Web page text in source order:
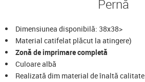
Pernă
Dimensiunea disponibilă: 38x38>
Material catifelat plăcut la atingere)
Zonă de imprimare completă
Culoare albă
Realizată dim material de înaltă calitate